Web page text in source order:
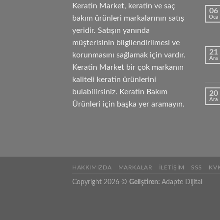
Keratin Market, keratin ve saç
bakım ürünleri markalarının satış
yeridir. Satışın yanında
müşterisinin bilgilendirilmesi ve
korunmasını sağlamak için vardır.
Keratin Market bir çok markanın
kaliteli keratin ürünlerini
bulabilirsiniz. Keratin Bakım
Ürünleri için başka yer aramayın.
06
Oca
21
Ara
20
Ara
HAKKIMIZDA MARKALAR İLETIŞIM SSS
Copyright 2026 © Geliştiren: Adapte Dijital